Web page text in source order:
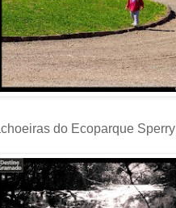
do Ecoparque Sperry